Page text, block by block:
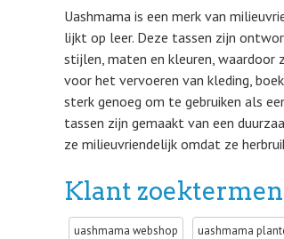
Uashmama is een merk van
lijkt op leer. Deze tassen zijn
stijlen, maten en kleuren, waardoor
voor het vervoeren van kleding,
sterk genoeg om te gebruiken als
tassen zijn gemaakt van een
ze milieuvriendelijk omdat ze
Klant zoektermen
uashmama webshop uashmama